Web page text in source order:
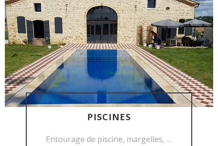
PISCINES
Entourage de piscine, margelles, …